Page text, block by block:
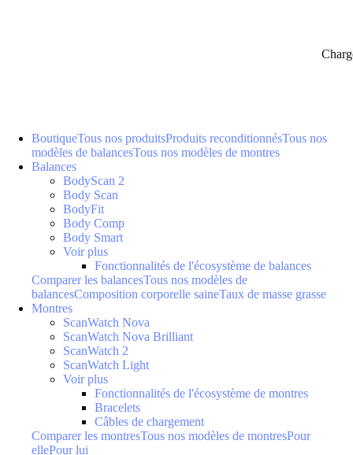
BoutiqueTous nos produitsProduits reconditionnésTous nos
modèles de balancesTous nos modèles de montres
Balances
BodyScan 2
Body Scan
BodyFit
Body Comp
Body Smart
Voir plus
Fonctionnalités de l'écosystème de balances
Comparer les balancesTous nos modèles de
balancesComposition corporelle saineTaux de masse grasse
Montres
ScanWatch Nova
ScanWatch Nova Brilliant
ScanWatch 2
ScanWatch Light
Voir plus
Fonctionnalités de l'écosystème de montres
Bracelets
Câbles de chargement
Comparer les montresTous nos modèles de montresPour
ellePour lui